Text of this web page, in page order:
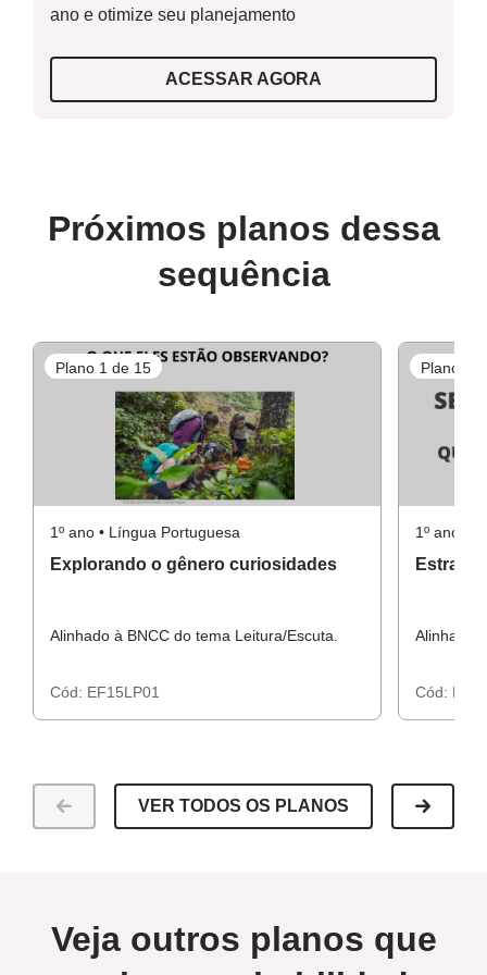
ano e otimize seu planejamento
ACESSAR AGORA
Próximos planos dessa
sequência
Plano 1 de 15
1º ano • Língua Portuguesa
Explorando o gênero curiosidades
Alinhado à BNCC do tema Leitura/Escuta.
Cód: EF15LP01
Plano 2
1º ano •
Alinhado
Cód:
VER TODOS OS PLANOS
Veja outros planos que